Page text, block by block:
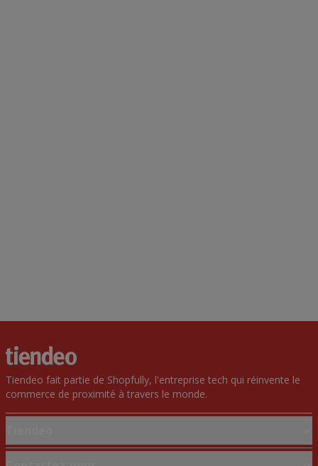
Tiendeo fait partie de Shopfully, l'entreprise tech qui réinvente le
commerce de proximité à travers le monde.